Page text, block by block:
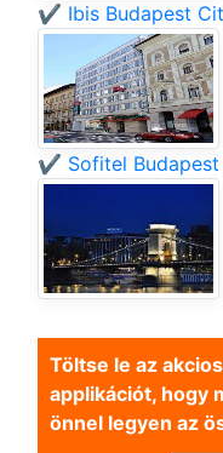
✔️ Ibis Budapest
✔️ Sofitel
Töltse le az
applikációt, hogy
önnel legyen az